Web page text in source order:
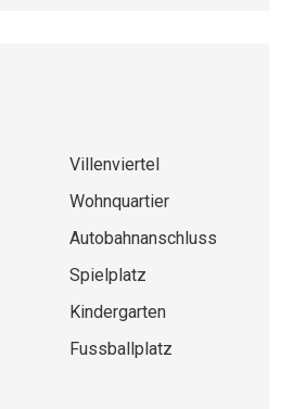
Villenviertel
Wohnquartier
Autobahnanschluss
Spielplatz
Kindergarten
Fussballplatz